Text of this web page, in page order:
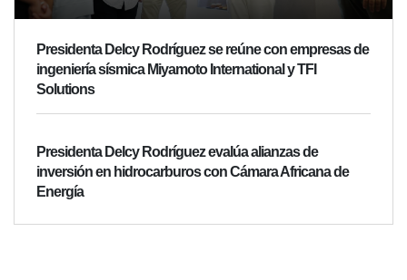
Presidenta Delcy Rodríguez se reúne con empresas de
ingeniería sísmica Miyamoto International y TFI
Solutions
Presidenta Delcy Rodríguez evalúa alianzas de
inversión en hidrocarburos con Cámara Africana de
Energía